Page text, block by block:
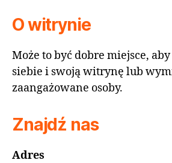
O witrynie
Może to być dobre miejsce,
siebie i swoją witrynę lub
zaangażowane osoby.
Znajdź nas
Adres